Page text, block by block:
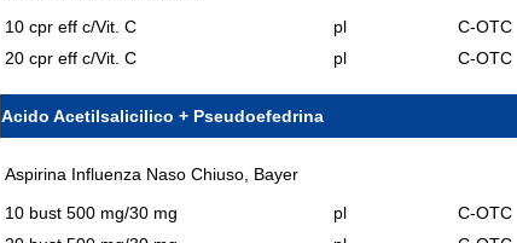
10 cpr eff c/Vit. C
pl
C-OTC
20 cpr eff c/Vit. C
pl C-OTC
Acido Acetilsalicilico + Pseudoefedrina
Aspirina Influenza Naso Chiuso, Bayer
10 bust 500 mg/30 mg
pl
C-OTC